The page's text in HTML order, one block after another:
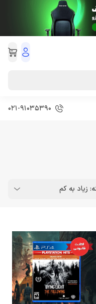
021-91035390
زیاد به کم